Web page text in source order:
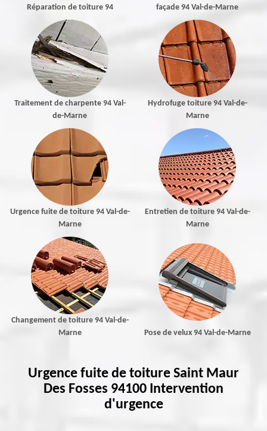
Réparation de toiture 94
façade 94 Val-de-Marne
Traitement de charpente 94 Val-
de-Marne
Hydrofuge toiture 94 Val-de-
Marne
Urgence fuite de toiture 94 Val-de-
Marne
Entretien de toiture 94 Val-de-
Marne
Changement de toiture 94 Val-de-
Marne
Pose de velux 94 Val-de-Marne
Urgence fuite de toiture Saint Maur
Des Fosses 94100 Intervention
d'urgence